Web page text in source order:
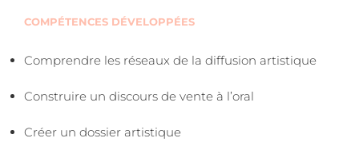
COMPÉTENCES DÉVELOPPÉES
Comprendre les réseaux de la diffusion artistique
Construire un discours de vente à l’oral
Créer un dossier artistique